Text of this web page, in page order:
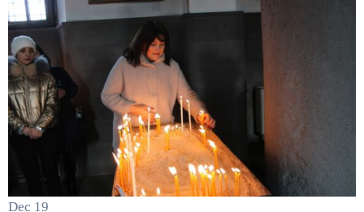
Dec 19